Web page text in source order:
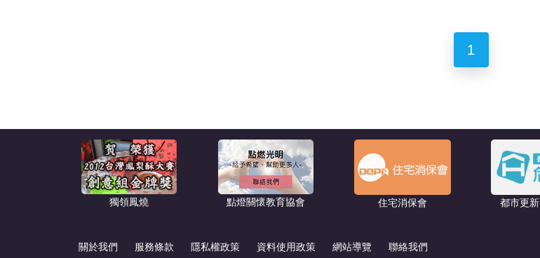
1
獨領鳳燒 點燈關懷教育協會 住宅消保會 都市更
關於我們 服務條款 隱私權政策 資料使用政策 網站導覽 聯絡我們